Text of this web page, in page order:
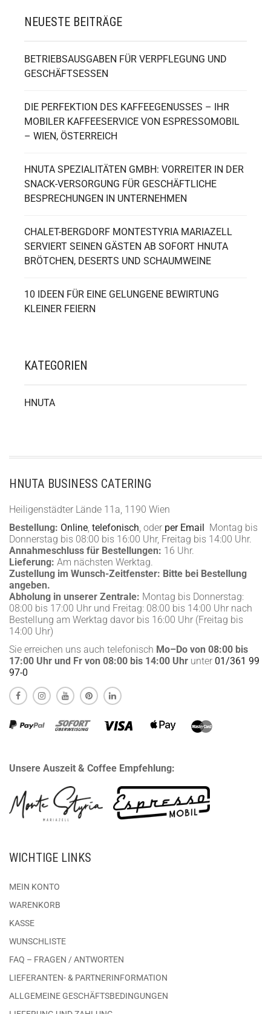
NEUESTE BEITRÄGE
BETRIEBSAUSGABEN FÜR VERPFLEGUNG UND
GESCHÄFTSESSEN
DIE PERFEKTION DES KAFFEEGENUSSES – IHR
MOBILER KAFFEESERVICE VON ESPRESSOMOBIL
– WIEN, ÖSTERREICH
HNUTA SPEZIALITÄTEN GMBH: VORREITER IN DER
SNACK-VERSORGUNG FÜR GESCHÄFTLICHE
BESPRECHUNGEN IN UNTERNEHMEN
CHALET-BERGDORF MONTESTYRIA MARIAZELL
SERVIERT SEINEN GÄSTEN AB SOFORT HNUTA
BRÖTCHEN, DESERTS UND SCHAUMWEINE
10 IDEEN FÜR EINE GELUNGENE BEWIRTUNG
KLEINER FEIERN
KATEGORIEN
HNUTA
HNUTA BUSINESS CATERING
Heiligenstädter Lände 11a, 1190 Wien
Bestellung: Online, telefonisch, oder per Email Montag bis
Donnerstag bis 08:00 bis 16:00 Uhr, Freitag bis 14:00 Uhr.
Annahmeschluss für Bestellungen: 16 Uhr.
Lieferung: Am nächsten Werktag.
Zustellung im Wunsch-Zeitfenster: Bitte bei Bestellung
angeben.
Abholung in unserer Zentrale: Montag bis Donnerstag:
08:00 bis 17:00 Uhr und Freitag: 08:00 bis 14:00 Uhr nach
Bestellung am Werktag davor bis 16:00 Uhr (Freitag bis
14:00 Uhr)
Sie erreichen uns auch telefonisch Mo–Do von 08:00 bis
17:00 Uhr und Fr von 08:00 bis 14:00 Uhr unter 01/361 99
97-0
Unsere Auszeit & Coffee Empfehlung:
WICHTIGE LINKS
MEIN KONTO
WARENKORB
KASSE
WUNSCHLISTE
FAQ – FRAGEN / ANTWORTEN
LIEFERANTEN- & PARTNERINFORMATION
ALLGEMEINE GESCHÄFTSBEDINGUNGEN